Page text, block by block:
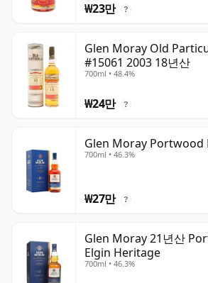
₩23만 ?
Glen Moray Old
#15061 2003 18년산
700ml • 48.4%
₩24만 ?
Glen Moray Portwood
700ml • 46.3%
₩27만 ?
Glen Moray 21년산
Elgin Heritage
700ml • 46.3%